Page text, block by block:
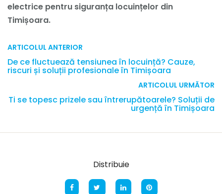
electrice pentru siguranța locuințelor din
Timișoara.
ARTICOLUL ANTERIOR
De ce fluctuează tensiunea în locuință? Cauze,
riscuri și soluții profesionale în Timișoara
ARTICOLUL URMĂTOR
Ti se topesc prizele sau întrerupătoarele? Soluții de
urgență în Timișoara
Distribuie